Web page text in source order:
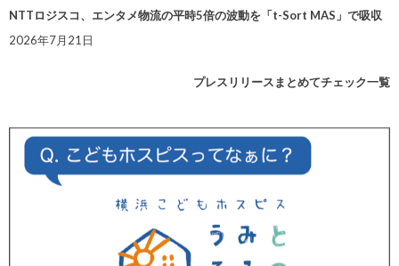
NTTロジスコ、エンタメ物流の平時5倍の波動を「t-Sort MAS」で吸収
2026年7月21日
プレスリリースまとめてチェック一覧